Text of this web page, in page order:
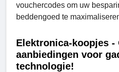
vouchercodes om uw
beddengoed te
Elektronica-koopjes -
aanbiedingen voor
technologie!